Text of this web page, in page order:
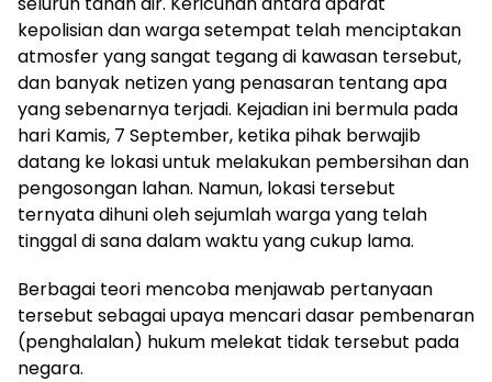
kepolisian dan warga setempat telah menciptakan
atmosfer yang sangat tegang di kawasan tersebut,
dan banyak netizen yang penasaran tentang apa
yang sebenarnya terjadi. Kejadian ini bermula pada
hari Kamis, 7 September, ketika pihak berwajib
datang ke lokasi untuk melakukan pembersihan dan
pengosongan lahan. Namun, lokasi tersebut
ternyata dihuni oleh sejumlah warga yang telah
tinggal di sana dalam waktu yang cukup lama.
Berbagai teori mencoba menjawab pertanyaan
tersebut sebagai upaya mencari dasar pembenaran
(penghalalan) hukum melekat tidak tersebut pada
negara.